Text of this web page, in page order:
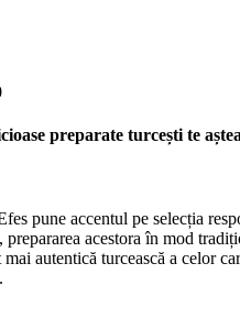
preparate turcești te
pune accentul pe selecția
prepararea acestora în mod
autentică turcească a celor